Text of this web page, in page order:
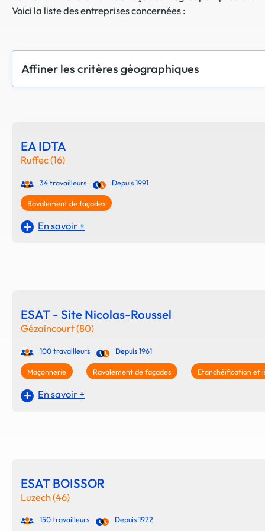
Voici la liste des entreprises concernées :
Affiner les critères géographiques
EA IDTA
Ruffec (16)
34 travailleurs Depuis 1991
Ravalement de façades
En savoir +
ESAT - Site Nicolas-Roussel
Gézaincourt (80)
100 travailleurs Depuis 1961
Maçonnerie Ravalement de façades Etanchéification et
En savoir +
ESAT BOISSOR
Luzech (46)
150 travailleurs Depuis 1972